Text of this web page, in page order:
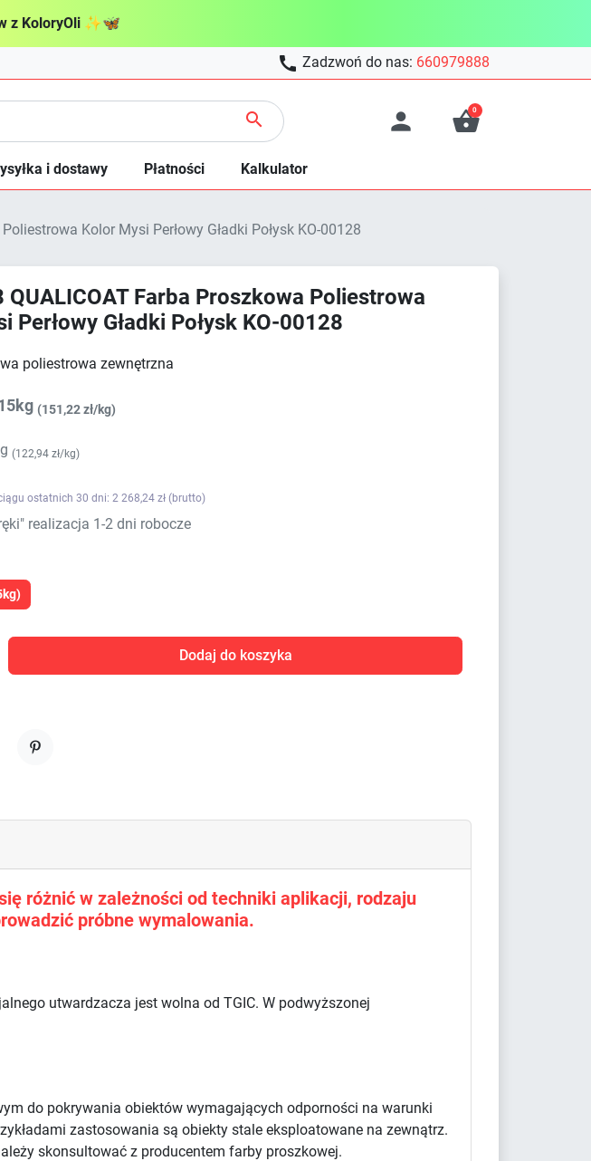
z KoloryOli ✨🦋
 Zadzwoń do nas: 660979888
  
0
i dostawy Płatności Kalkulator
Kolor Mysi Perłowy Gładki Połysk KO-00128
QUALICOAT Farba Proszkowa Poliestrowa
Perłowy Gładki Połysk KO-00128
poliestrowa zewnętrzna
(151,22 zł/kg)
(122,94 zł/kg)
ostatnich 30 dni: 2 268,24 zł (brutto)
realizacja 1-2 dni robocze
Dodaj do koszyka
różnić w zależności od techniki aplikacji, rodzaju
próbne wymalowania.
utwardzacza jest wolna od TGIC. W podwyższonej
do pokrywania obiektów wymagających odporności na warunki
zastosowania są obiekty stale eksploatowane na zewnątrz.
skonsultować z producentem farby proszkowej.